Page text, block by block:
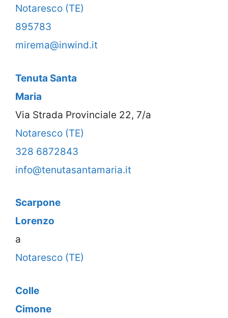
Notaresco (TE)
895783
mirema@inwind.it
Tenuta Santa
Maria
Via Strada Provinciale 22, 7/a
Notaresco (TE)
328 6872843
info@tenutasantamaria.it
Scarpone
Lorenzo
a
Notaresco (TE)
Colle
Cimone